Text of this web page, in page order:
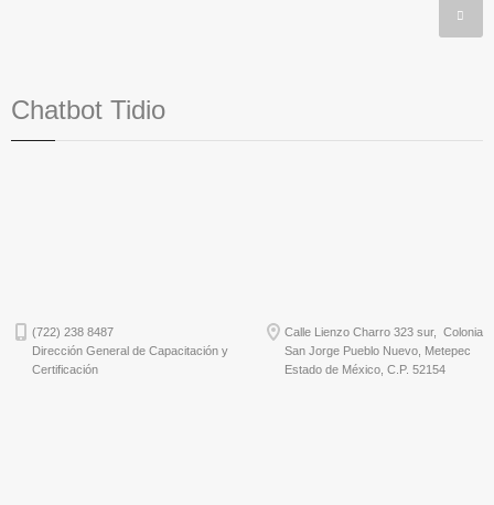
Chatbot Tidio
(722) 238 8487
Dirección General de Capacitación y
Certificación
Calle Lienzo Charro 323 sur, Colonia
San Jorge Pueblo Nuevo, Metepec
Estado de México, C.P. 52154